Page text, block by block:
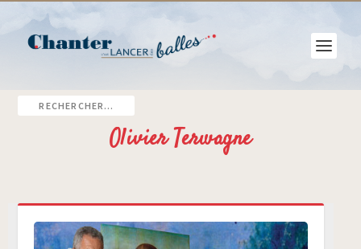
Olivier Terwagne